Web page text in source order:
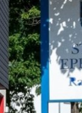
Wirtschaft